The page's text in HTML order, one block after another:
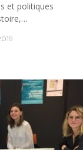
et politiques